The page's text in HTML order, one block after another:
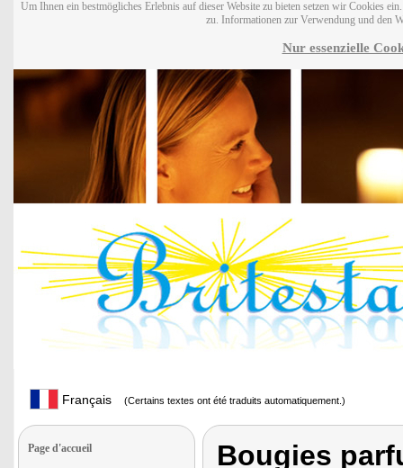
Um Ihnen ein bestmögliches Erlebnis auf dieser Website zu bieten setzen wir Cookies
zu. Informationen zur Verwendung und den
Nur essenzielle
Français (Certains textes ont été traduits automatiquement.)
Page d'accueil Bougies